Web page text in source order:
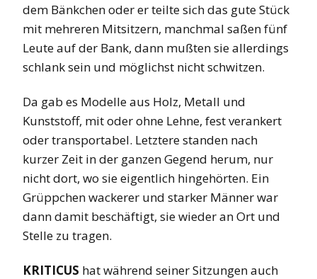
dem Bänkchen oder er teilte sich das gute Stück
mit mehreren Mitsitzern, manchmal saßen fünf
Leute auf der Bank, dann mußten sie allerdings
schlank sein und möglichst nicht schwitzen.
Da gab es Modelle aus Holz, Metall und
Kunststoff, mit oder ohne Lehne, fest verankert
oder transportabel. Letztere standen nach
kurzer Zeit in der ganzen Gegend herum, nur
nicht dort, wo sie eigentlich hingehörten. Ein
Grüppchen wackerer und starker Männer war
dann damit beschäftigt, sie wieder an Ort und
Stelle zu tragen.
KRITICUS hat während seiner Sitzungen auch